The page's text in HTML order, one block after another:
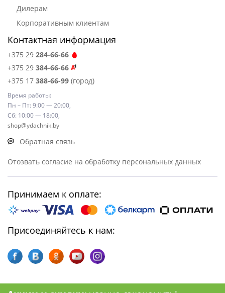
Дилерам
Корпоративным клиентам
Контактная информация
+375 29 284-66-66
+375 29 384-66-66
+375 17 388-66-99 (город)
Время работы:
Пн – Пт: 9:00 — 20:00,
Сб: 10:00 — 18:00,
shop@ydachnik.by
Обратная связь
Отозвать согласие на обработку персональных данных
Принимаем к оплате:
Присоединяйтесь к нам: